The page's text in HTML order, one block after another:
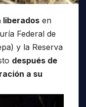
liberados en
Federal de
y la Reserva
después de
a su